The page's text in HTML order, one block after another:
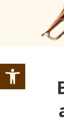
Ouvrir la barre d’outils